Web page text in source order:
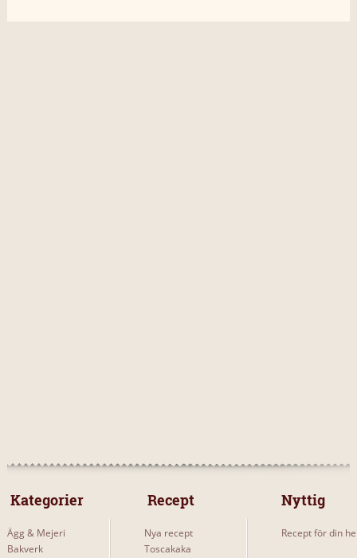
Kategorier
Ägg & Mejeri
Bakverk
Recept
Nya recept
Toscakaka
Nyttig
Recept för din